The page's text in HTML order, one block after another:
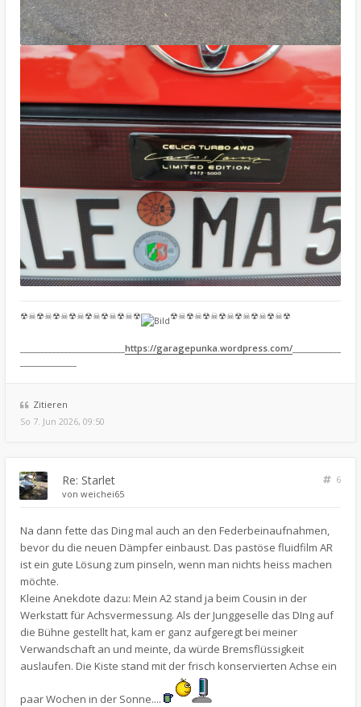
☢☠☢☠☢☠☢☠☢☠☢☠☢☠☢ ☢☠☢☠☢☠☢☠☢☠☢☠☢☠☢
https://garagepunka.wordpress.com/
Zitieren
So 7. Jun 2026, 09:50
Re: Starlet
6
von weichei65
Na dann fette das Ding mal auch an den Federbeinaufnahmen,
bevor du die neuen Dämpfer einbaust. Das pastöse fluidfilm AR
ist ein gute Lösung zum pinseln, wenn man nichts heiss machen
möchte.
Kleine Anekdote dazu: Mein A2 stand ja beim Cousin in der
Werkstatt für Achsvermessung. Als der Junggeselle das DIng auf
die Bühne gestellt hat, kam er ganz aufgeregt bei meiner
Verwandschaft an und meinte, da würde Bremsflüssigkeit
auslaufen. Die Kiste stand mit der frisch konservierten Achse ein
paar Wochen in der Sonne....